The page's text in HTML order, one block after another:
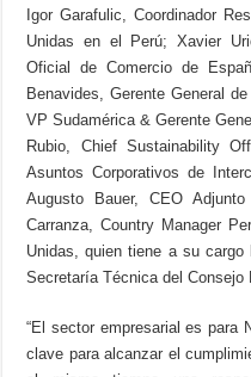
Igor Garafulic, Coordinador
Unidas en el Perú; Xavier
Oficial de Comercio de
Benavides, Gerente General
VP Sudamérica & Gerente
Rubio, Chief Sustainability
Asuntos Corporativos de
Augusto Bauer, CEO
Carranza, Country Manager
Unidas, quien tiene a su
Secretaría Técnica del Consejo
“El sector empresarial es para
clave para alcanzar el